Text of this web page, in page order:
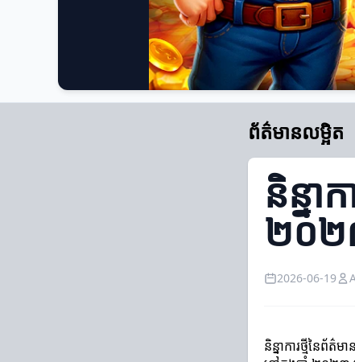
ព័ត៌មានលម្អិត
និន្នា
២០
2026-06-19
និន្នាការថ្មីនៃព័ត៌ម